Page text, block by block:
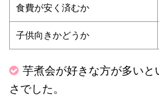
食費が安く済むか
子供向きかどうか
芋煮会が好きな方が多いと
さでした。